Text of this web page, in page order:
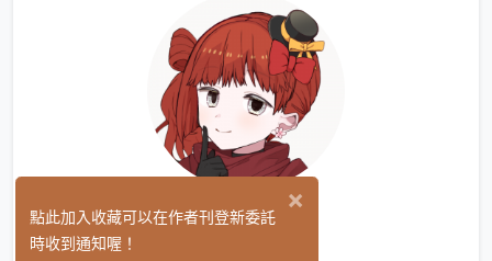
焱 (1)
×
點此加入收藏可以在作者刊登新委託
時收到通知喔！